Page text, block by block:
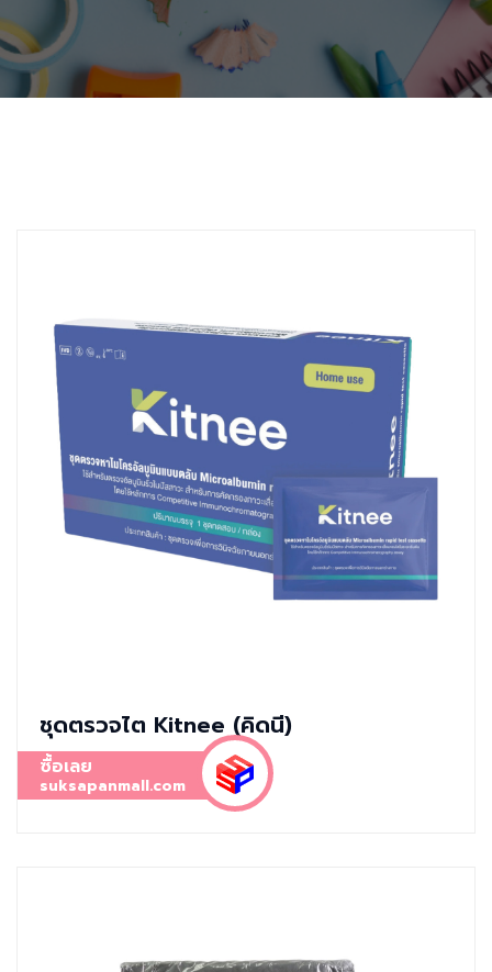
ชุดตรวจไต Kitnee (คิดนี)
ซื้อเลย
suksapanmall.com